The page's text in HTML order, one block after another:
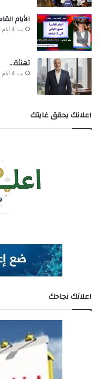
الأيام
منذ 4 أيام
تهنئة…
منذ 4 أيام
اعلانك يحقق غايتك
اعلاتك نجاحك